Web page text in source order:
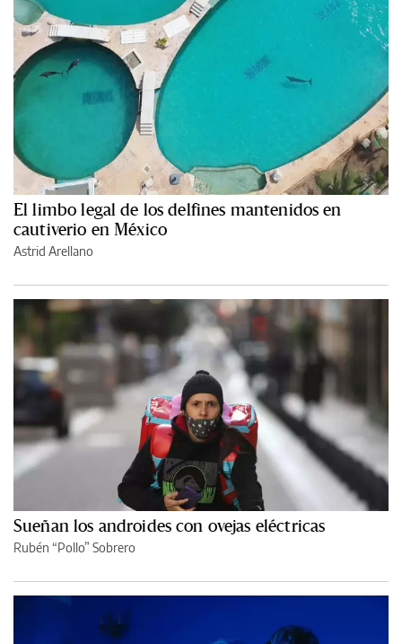
El limbo legal de los delfines mantenidos en
cautiverio en México
Astrid Arellano
Sueñan los androides con ovejas eléctricas
Rubén “Pollo” Sobrero